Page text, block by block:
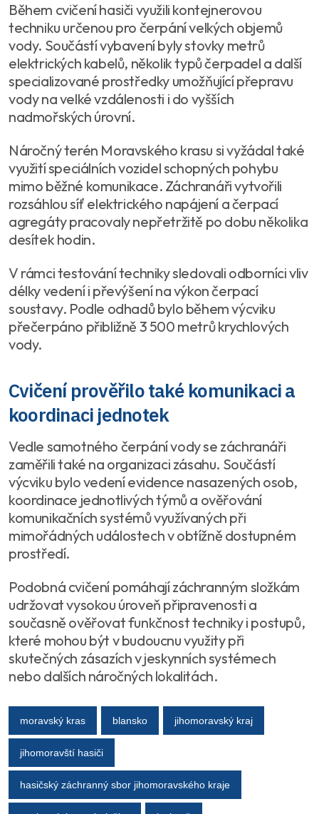
Během cvičení hasiči využili kontejnerovou
techniku určenou pro čerpání velkých objemů
vody. Součástí vybavení byly stovky metrů
elektrických kabelů, několik typů čerpadel a další
specializované prostředky umožňující přepravu
vody na velké vzdálenosti i do vyšších
nadmořských úrovní.
Náročný terén Moravského krasu si vyžádal také
využití speciálních vozidel schopných pohybu
mimo běžné komunikace. Záchranáři vytvořili
rozsáhlou síť elektrického napájení a čerpací
agregáty pracovaly nepřetržitě po dobu několika
desítek hodin.
V rámci testování techniky sledovali odborníci vliv
délky vedení i převýšení na výkon čerpací
soustavy. Podle odhadů bylo během výcviku
přečerpáno přibližně 3 500 metrů krychlových
vody.
Cvičení prověřilo také komunikaci a
koordinaci jednotek
Vedle samotného čerpání vody se záchranáři
zaměřili také na organizaci zásahu. Součástí
výcviku bylo vedení evidence nasazených osob,
koordinace jednotlivých týmů a ověřování
komunikačních systémů využívaných při
mimořádných událostech v obtížně dostupném
prostředí.
Podobná cvičení pomáhají záchranným složkám
udržovat vysokou úroveň připravenosti a
současně ověřovat funkčnost techniky i postupů,
které mohou být v budoucnu využity při
skutečných zásazích v jeskynních systémech
nebo dalších náročných lokalitách.
moravský kras blansko jihomoravský kraj
jihomoravští hasiči
hasičský záchranný sbor jihomoravského kraje